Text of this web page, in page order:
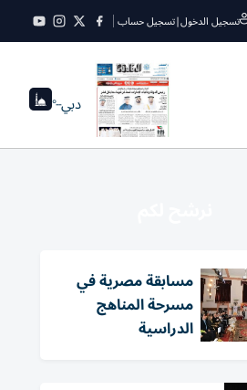
تسجيل الدخول|تسجيل حساب
دبي--°
مسابقة مصرية في
مسرحة المناهج
الدراسية